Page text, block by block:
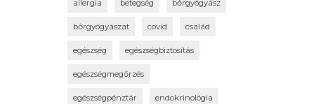
allergia betegség bőrgyógyász
bőrgyógyászat covid család
egészség egészségbiztosítás
egészségmegőrzés
egészségpénztár endokrinológia